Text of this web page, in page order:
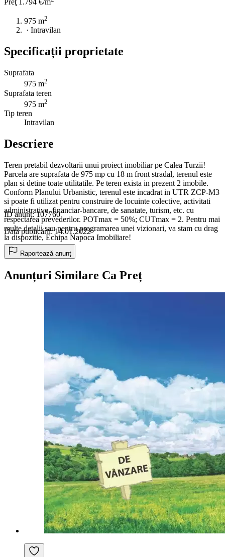
Preţ 1.794 €/m
975 m2
· Intravilan
Specificații proprietate
Suprafata
975 m2
Suprafata teren
975 m2
Tip teren
Intravilan
Descriere
Teren pretabil dezvoltarii unui proiect imobiliar pe Calea Turzii!
Parcela are suprafata de 975 mp cu 18 m front stradal, terenul este
plan si detine toate utilitatile. Pe teren exista in prezent 2 imobile.
Conform Planului Urbanistic, terenul este incadrat in UTR ZCP-M3
si poate fi utilizat pentru construire de locuinte colective, activitati
administrative, financiar-bancare, de sanatate, turism, etc. cu
respectarea prevederilor. POTmax = 50%; CUTmax = 2. Pentru mai
multe detalii sau pentru programarea unei vizionari, va stam cu drag
la dispozitie, Echipa Napoca Imobiliare!
ID anunț: 107760
Data publicării: 14.01.2022
Raportează anunț
Anunțuri Similare Ca Preț